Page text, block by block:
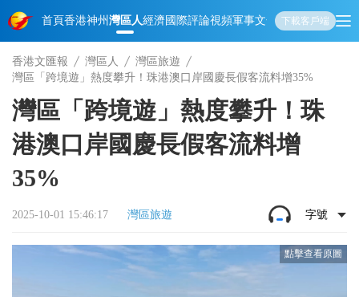
首頁香港神州 灣區人經濟國際評論視頻軍事文化 娛樂生活教育體
下載客戶端
香港文匯報 灣區人
灣區旅遊
灣區「跨境遊」熱度攀升！珠港澳口岸國慶長假客流料增35%
灣區「跨境遊」熱度攀升！珠
港澳口岸國慶長假客流料增
35%
2025-10-01 15:46:17 灣區旅遊 字號